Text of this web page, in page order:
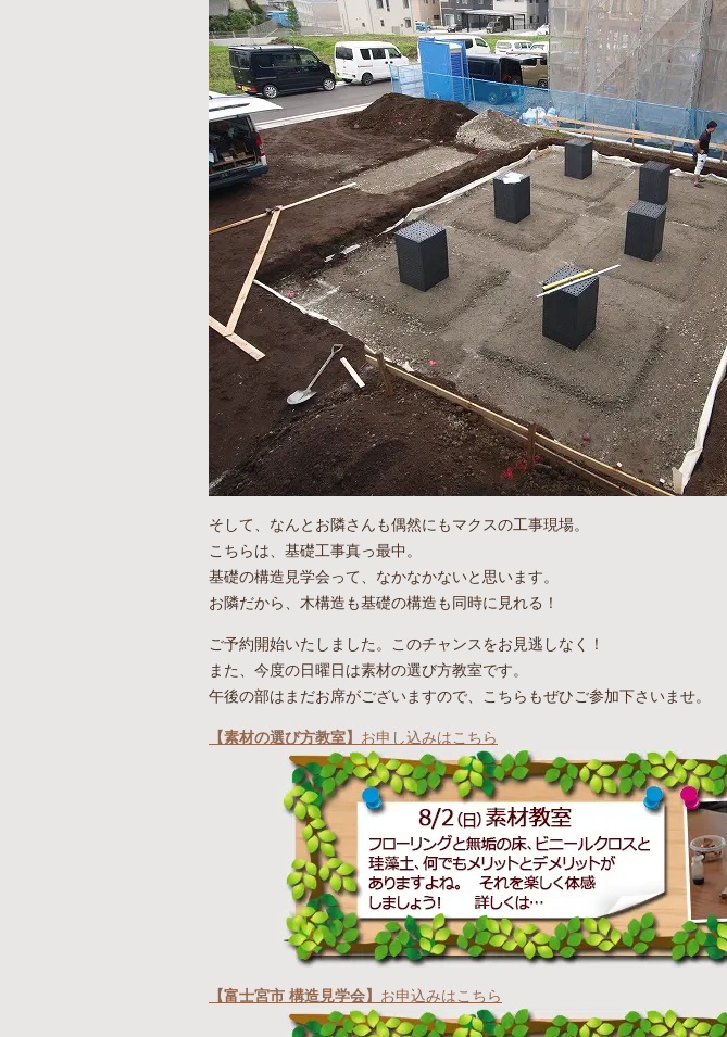
そして、なんとお隣さんも偶然にもマクスの工事現場。
こちらは、基礎工事真っ最中。
基礎の構造見学会って、なかなかないと思います。
お隣だから、木構造も基礎の構造も同時に見れる！
ご予約開始いたしました。このチャンスをお見逃しなく！
また、今度の日曜日は素材の選び方教室です。
午後の部はまだお席がございますので、こちらもぜひご参加下さいませ。
【素材の選び方教室】 お申し込みはこちら
【富士宮市 構造見学会】 お申込みはこちら